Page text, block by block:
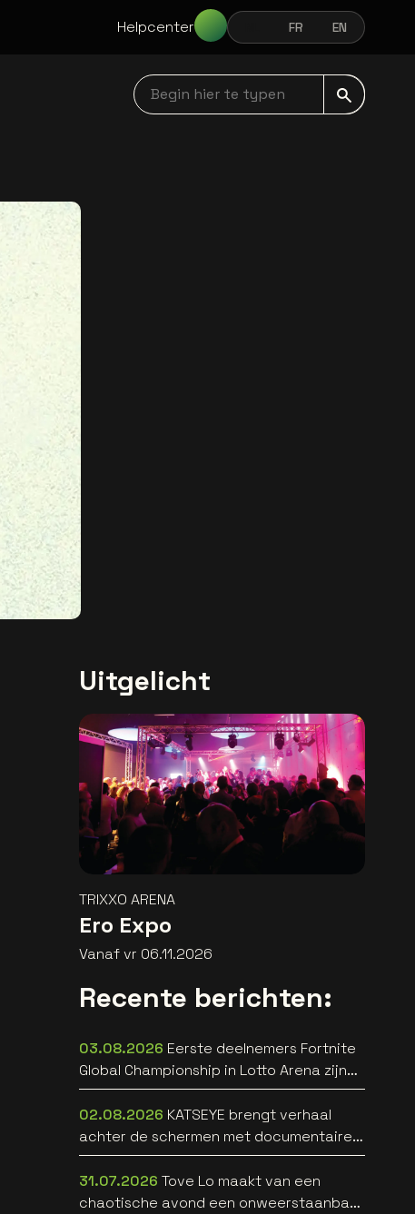
Helpcenter NEDERLANDSFRANÇAIS
FR ENGLISH
EN
Begin hier te typen navbar
Uitgelicht
TRIXXO ARENA
Ero Expo
Vanaf vr 06.11.2026
Recente berichten:
03.08.2026 Eerste deelnemers Fortnite
Global Championship in Lotto Arena zijn
bekend
02.08.2026 KATSEYE brengt verhaal
achter de schermen met documentaire
WILD HEARTS [trailer]
31.07.2026 Tove Lo maakt van een
chaotische avond een onweerstaanbare